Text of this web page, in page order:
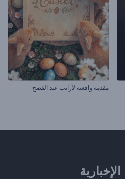
مقدمة واقعية لأرانب عيد الفصح